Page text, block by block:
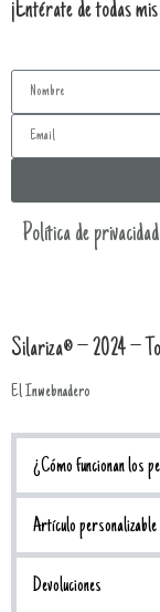
¡Entérate de todas
Política de privacidad
Silariza® – 2024 –
El Inwebnadero
¿Cómo funcionan los
Artículo personalizable
Devoluciones